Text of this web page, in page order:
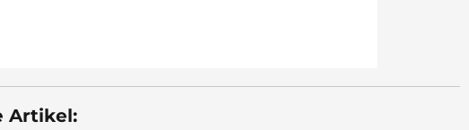
Artikel: